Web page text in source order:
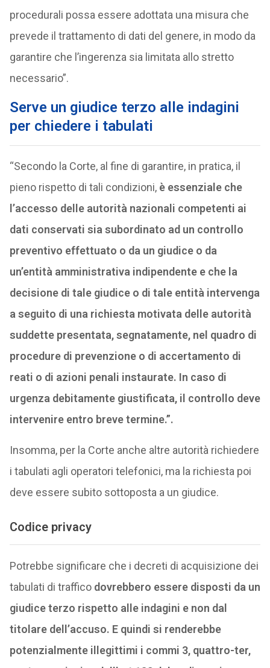
procedurali possa essere adottata una misura che
prevede il trattamento di dati del genere, in modo da
garantire che l’ingerenza sia limitata allo stretto
necessario”.
Serve un giudice terzo alle indagini
per chiedere i tabulati
“Secondo la Corte, al fine di garantire, in pratica, il
pieno rispetto di tali condizioni, è essenziale che
l’accesso delle autorità nazionali competenti ai
dati conservati sia subordinato ad un controllo
preventivo effettuato o da un giudice o da
un’entità amministrativa indipendente e che la
decisione di tale giudice o di tale entità intervenga
a seguito di una richiesta motivata delle autorità
suddette presentata, segnatamente, nel quadro di
procedure di prevenzione o di accertamento di
reati o di azioni penali instaurate. In caso di
urgenza debitamente giustificata, il controllo deve
intervenire entro breve termine.”.
Insomma, per la Corte anche altre autorità richiedere
i tabulati agli operatori telefonici, ma la richiesta poi
deve essere subito sottoposta a un giudice.
Codice privacy
Potrebbe significare che i decreti di acquisizione dei
tabulati di traffico dovrebbero essere disposti da un
giudice terzo rispetto alle indagini e non dal
titolare dell’accuso. E quindi si renderebbe
potenzialmente illegittimi i commi 3, quattro-ter,